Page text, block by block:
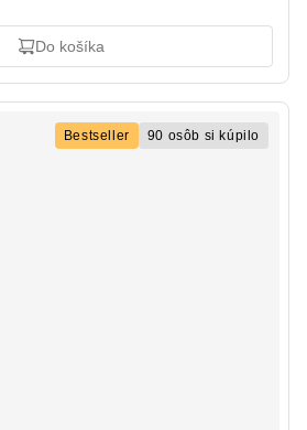
Do košíka
Bestseller 90 osôb si kúpilo